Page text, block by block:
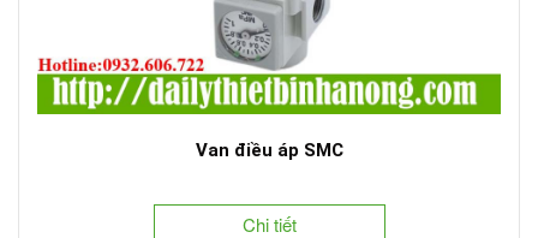
Van điều áp SMC
Chi tiết